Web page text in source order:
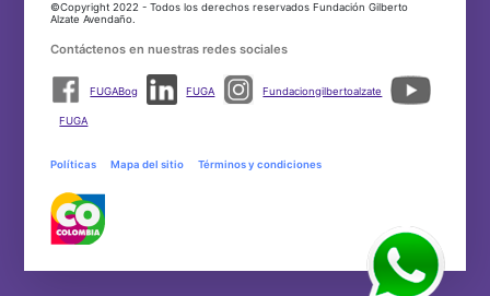
©Copyright 2022 - Todos los derechos reservados Fundación Gilberto
Alzate Avendaño.
Contáctenos en nuestras redes sociales
FUGABog FUGA Fundaciongilbertoalzate
FUGA
Políticas Mapa del sitio Términos y condiciones